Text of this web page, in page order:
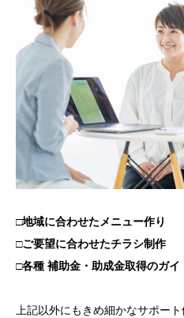
□地域に合わせたメニュー作り
□ご要望に合わせたチラシ制作
□各種 補助金・助成金取得のガイ
上記以外にもきめ細かなサポート